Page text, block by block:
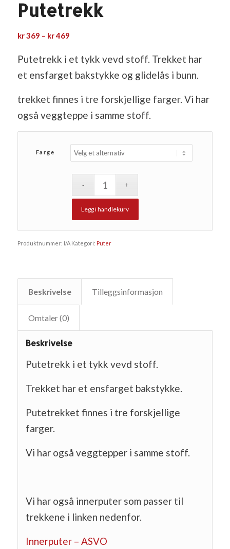
Putetrekk
kr369 – kr469Prisområde:
til
kr 469
Putetrekk i et tykk vevd stoff. Trekket har
et ensfarget bakstykke og glidelås i bunn.
trekket finnes i tre forskjellige farger. Vi har
også veggteppe i samme stoff.
Farge
Legg i handlekurv
Produktnummer: I/A Kategori: Puter
Beskrivelse Tilleggsinformasjon
Omtaler (0)
Beskrivelse
Putetrekk i et tykk vevd stoff.
Trekket har et ensfarget bakstykke.
Putetrekket finnes i tre forskjellige
farger.
Vi har også veggtepper i samme stoff.
Vi har også innerputer som passer til
trekkene i linken nedenfor.
Innerputer – ASVO